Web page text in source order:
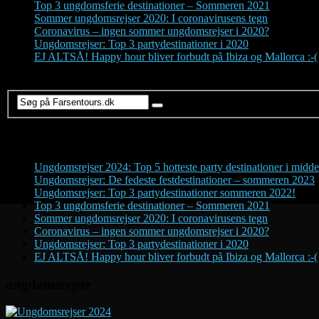
Top 3 ungdomsferie destinationer – Sommeren 2021
Sommer ungdomsrejser 2020: I coronavirusens tegn
Coronavirus – ingen sommer ungdomsrejser i 2020?
Ungdomsrejser: Top 3 partydestinationer i 2020
EJ ALTSÅ! Happy hour bliver forbudt på Ibiza og Mallorca :-(
Ungdomsrejser 2024: Top 5 hotteste party destinationer i
Ungdomsrejser: De fedeste festdestinationer – sommeren 2023
Ungdomsrejser: Top 3 partydestinationer sommeren 2022!
Top 3 ungdomsferie destinationer – Sommeren 2021
Sommer ungdomsrejser 2020: I coronavirusens tegn
Coronavirus – ingen sommer ungdomsrejser i 2020?
Ungdomsrejser: Top 3 partydestinationer i 2020
EJ ALTSÅ! Happy hour bliver forbudt på Ibiza og Mallorca :-(